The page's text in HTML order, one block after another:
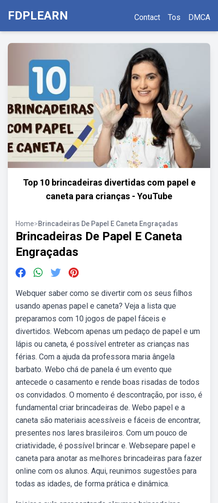
FDPLEARN Contact Tos DMCA
Top 10 brincadeiras divertidas com papel e
caneta para crianças - YouTube
Home>Brincadeiras De Papel E Caneta Engraçadas
Brincadeiras De Papel E Caneta
Engraçadas
Webquer saber como se divertir com os seus filhos
usando apenas papel e caneta? Veja a lista que
preparamos com 10 jogos de papel fáceis e
divertidos. Webcom apenas um pedaço de papel e um
lápis ou caneta, é possível entreter as crianças nas
férias. Com a ajuda da professora maria ângela
barbato. Webo chá de panela é um evento que
antecede o casamento e rende boas risadas de todos
os convidados. O momento é descontração, por isso, é
fundamental criar brincadeiras de. Webo papel e a
caneta são materiais acessíveis e fáceis de encontrar,
presentes nos lares brasileiros. Com um pouco de
criatividade, é possível brincar e. Websepare papel e
caneta para anotar as melhores brincadeiras para fazer
online com os alunos. Aqui, reunimos sugestões para
todas as idades, de forma prática e dinâmica.